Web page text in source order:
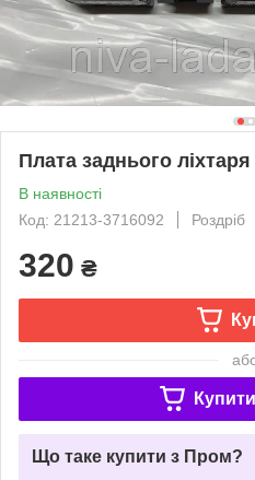
Плата заднього
В наявності
Код: 21213-3716092
Роздріб
320 ₴
Що таке купити з Пром?